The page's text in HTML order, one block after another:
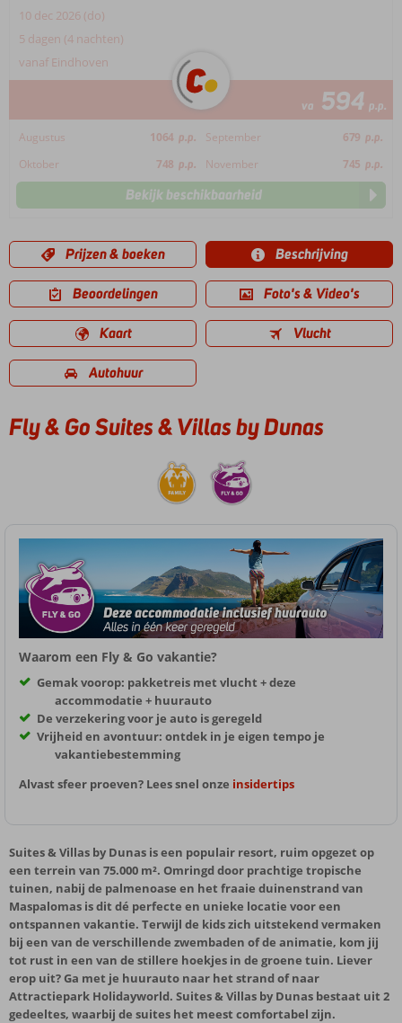
10 dec 2026 (do)
5 dagen (4 nachten)
vanaf Eindhoven
va 594 p.p.
Augustus 1064 p.p. September 679 p.p.
Oktober
748 p.p. November 745 p.p.
Bekijk beschikbaarheid
Prijzen & boeken Beschrijving
Beoordelingen Foto's & Video's
Kaart Vlucht
Autohuur
Fly & Go Suites & Villas by Dunas
Waarom een Fly & Go vakantie?
Gemak voorop: pakketreis met vlucht + deze
accommodatie + huurauto
De verzekering voor je auto is geregeld
Vrijheid en avontuur: ontdek in je eigen tempo je
vakantiebestemming
Alvast sfeer proeven? Lees snel onze insidertips
Suites & Villas by Dunas is een populair resort, ruim opgezet op
een terrein van 75.000 m². Omringd door prachtige tropische
tuinen, nabij de palmenoase en het fraaie duinenstrand van
Maspalomas is dit dé perfecte en unieke locatie voor een
ontspannen vakantie. Terwijl de kids zich uitstekend vermaken
bij een van de verschillende zwembaden of de animatie, kom jij
tot rust in een van de stillere hoekjes in de groene tuin. Liever
erop uit? Ga met je huurauto naar het strand of naar
Attractiepark Holidayworld. Suites & Villas by Dunas bestaat uit 2
gedeeltes, waarbij de suites het meest comfortabel zijn.